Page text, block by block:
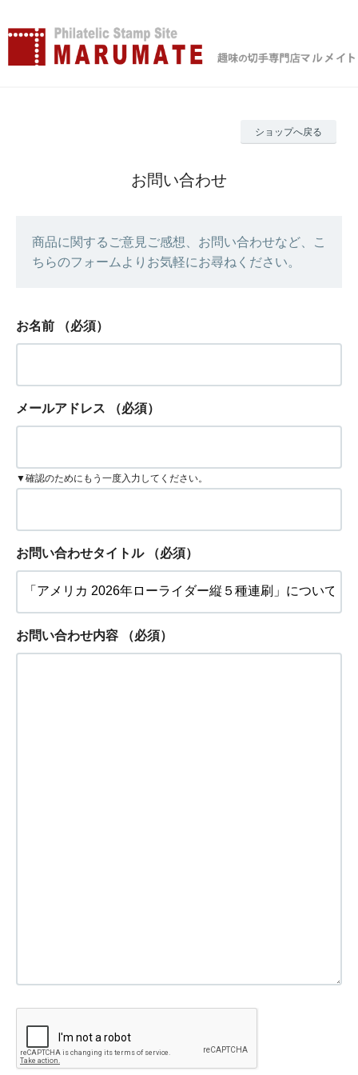
ショップへ戻る
お問い合わせ
商品に関するご意見ご感想、お問い合わせなど、こ
ちらのフォームよりお気軽にお尋ねください。
お名前 （必須）
メールアドレス （必須）
▼確認のためにもう一度入力してください。
お問い合わせタイトル （必須）
お問い合わせ内容 （必須）